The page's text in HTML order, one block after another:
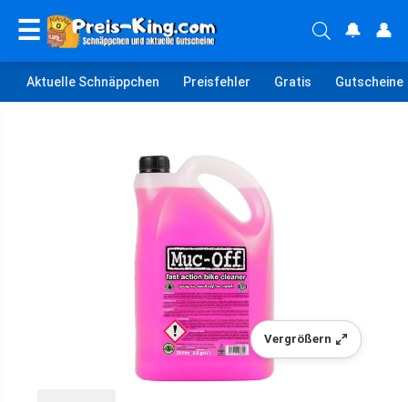
☰ 🔔 👤
Aktuelle Schnäppchen Preisfehler Gratis Gutscheine
Vergrößern